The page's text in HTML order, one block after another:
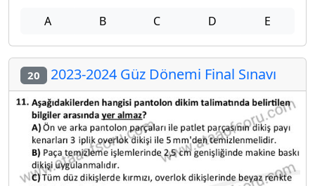
A B C D E
20 2023-2024 Güz Dönemi Final Sınavı